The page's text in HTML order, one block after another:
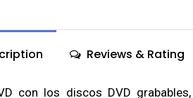
Reviews & Rating
con los discos DVD